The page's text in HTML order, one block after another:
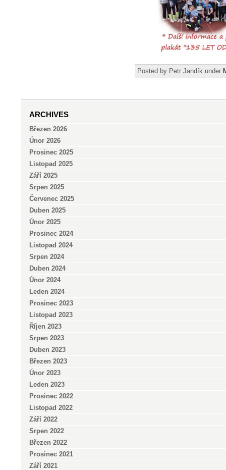
Posted by Petr Jandík under
ARCHIVES
Březen 2026
Únor 2026
Prosinec 2025
Listopad 2025
Září 2025
Srpen 2025
Červenec 2025
Duben 2025
Únor 2025
Prosinec 2024
Listopad 2024
Srpen 2024
Duben 2024
Únor 2024
Leden 2024
Prosinec 2023
Listopad 2023
Říjen 2023
Srpen 2023
Duben 2023
Březen 2023
Únor 2023
Leden 2023
Prosinec 2022
Listopad 2022
Září 2022
Srpen 2022
Březen 2022
Prosinec 2021
Září 2021